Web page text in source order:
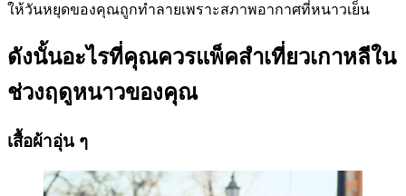
ให้วันหยุดของคุณถูกทำลายเพราะสภาพอากาศที่หนาวเย็น
ดังนั้นอะไรที่คุณควรแพ็คสำเที่ยวเกาหลีใน
ช่วงฤดูหนาวของคุณ
เสื้อผ้าอุ่น ๆ